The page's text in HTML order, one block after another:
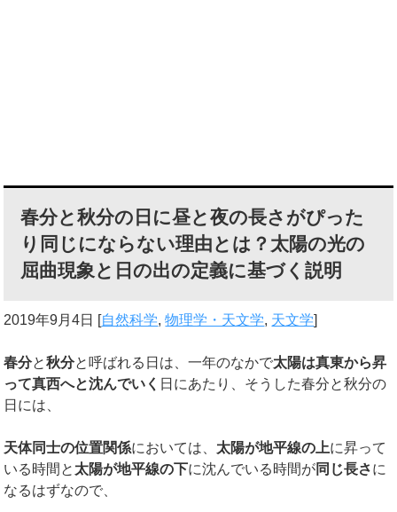
春分と秋分の日に昼と夜の長さがぴった
り同じにならない理由とは？太陽の光の
屈曲現象と日の出の定義に基づく説明
2019年9月4日 [自然科学,物理学・天文学, 天文学]
春分と秋分と呼ばれる日は、一年のなかで太陽は真東から昇
って真西へと沈んでいく 日にあたり、そうした春分と秋分の
日には、
天体同士の位置関係においては、 太陽が地平線の上に昇って
いる時間と 太陽が地平線の下に沈んでいる時間が同じ長さに
なるはずなので、